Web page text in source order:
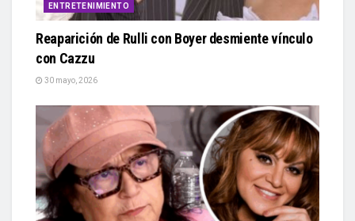
ENTRETENIMIENTO
Reaparición de Rulli con Boyer desmiente vínculo
con Cazzu
30 mayo, 2026